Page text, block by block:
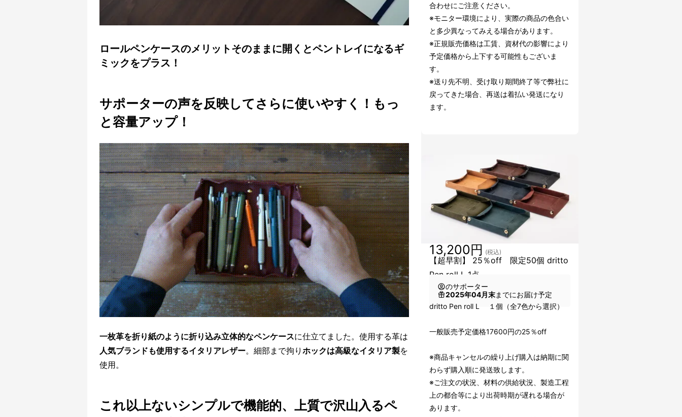
ロールペンケースのメリットそのままに開くとペントレイになるギ
ミックをプラス！
サポーターの声を反映してさらに使いやすく！もっ
と容量アップ！
一枚革を折り紙のように折り込み立体的なペンケースに仕立てました。使用する革は
人気ブランドも使用するイタリアレザー。細部まで拘り ホックは高級なイタリア製を
使用。
これ以上ないシンプルで機能的、上質で沢山入るペ
合わせにご注意ください。
※モニター環境により、実際の商品の色合い
と多少異なってみえる場合があります。
※正規販売価格は工賃、資材代の影響により
予定価格から上下する可能性もございま
す。
※送り先不明、受け取り期間終了等で弊社に
戻ってきた場合、再送は着払い発送になり
ます。
【超早割】 25％off 限定50個 dritto
Pen roll L 1点
13,200円 (税込)
のサポーター
2025年04月末までにお届け予定
dritto Pen roll L １個（全7色から選択）
一般販売予定価格17600円の25％off
※商品キャンセルの繰り上げ購入は納期に関
わらず購入順に発送致します。
※ご注文の状況、材料の供給状況、製造工程
上の都合等により出荷時期が遅れる場合が
あります。